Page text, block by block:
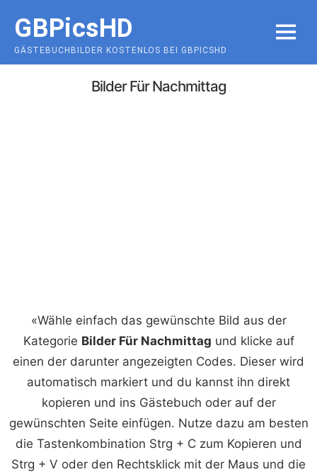
content
GBPicsHD
GÄSTEBUCHBILDER KOSTENLOS BEI GBPICSHD
MENU
Bilder Für Nachmittag
«Wähle einfach das gewünschte Bild aus der
Kategorie Bilder Für Nachmittag und klicke auf
einen der darunter angezeigten Codes. Dieser wird
automatisch markiert und du kannst ihn direkt
kopieren und ins Gästebuch oder auf der
gewünschten Seite einfügen. Nutze dazu am besten
die Tastenkombination Strg + C zum Kopieren und
Strg + V oder den Rechtsklick mit der Maus und die